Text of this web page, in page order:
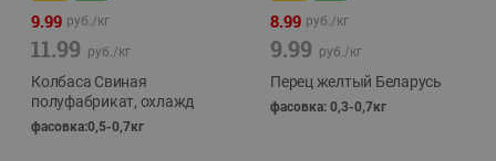
9.99 руб./кг
11.99 руб./кг
Колбаса Свиная
полуфабрикат, охлажд
фасовка:0,5-0,7кг
8.99 руб./кг
9.99 руб./кг
Перец желтый Беларусь
фасовка: 0,3-0,7кг